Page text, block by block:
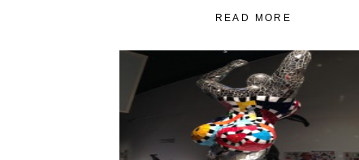
READ MORE